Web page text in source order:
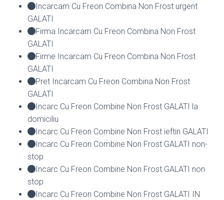
Incarcam Cu Freon Combina Non Frost urgent
GALATI
Firma Incarcam Cu Freon Combina Non Frost
GALATI
Firme Incarcam Cu Freon Combina Non Frost
GALATI
Pret Incarcam Cu Freon Combina Non Frost
GALATI
Incarc Cu Freon Combine Non Frost GALATI la
domiciliu
Incarc Cu Freon Combine Non Frost ieftin GALATI
Incarc Cu Freon Combine Non Frost GALATI non-
stop
Incarc Cu Freon Combine Non Frost GALATI non
stop
Incarc Cu Freon Combine Non Frost GALATI IN